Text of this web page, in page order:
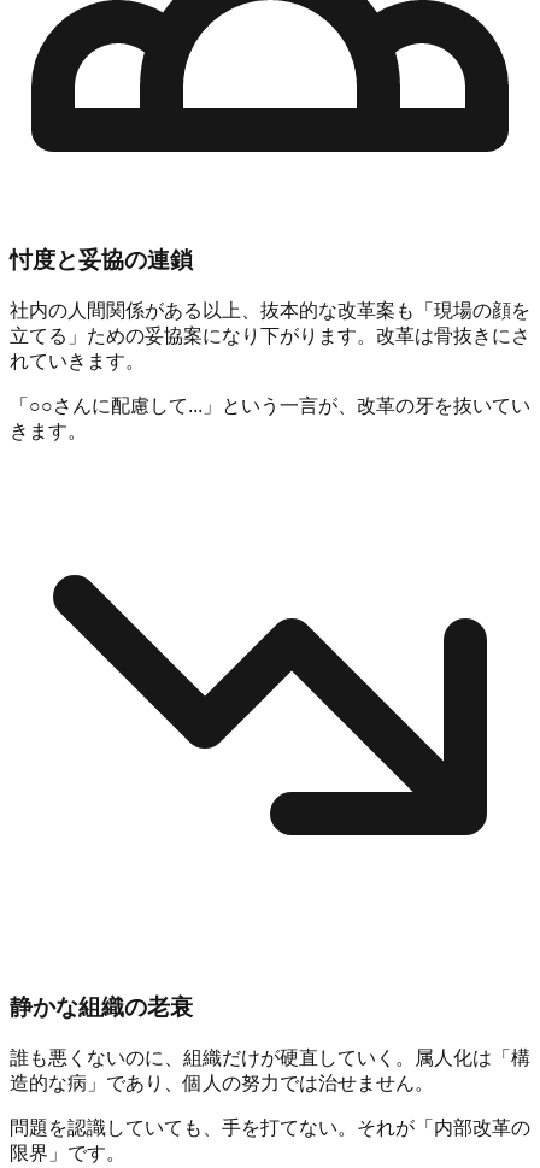
忖度と妥協の連鎖
社内の人間関係がある以上、抜本的な改革案も
「現場の顔を
立てる」ための妥協案になり下がります。改革は骨抜きにさ
れていきます。
「○○さんに配慮して...」という一言が、改革の牙を抜いてい
きます。
静かな組織の老衰
誰も悪くないのに、組織だけが硬直していく。
属人化は「構
造的な病」 であり、個人の努力では治せません。
問題を認識していても、手を打てない。それが「内部改革の
限界」です。